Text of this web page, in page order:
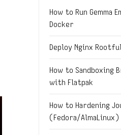
How to Run Gemma
Docker
Deploy Nginx
How to Sandboxing
with Flatpak
How to Hardening
(Fedora/AlmaLinux)